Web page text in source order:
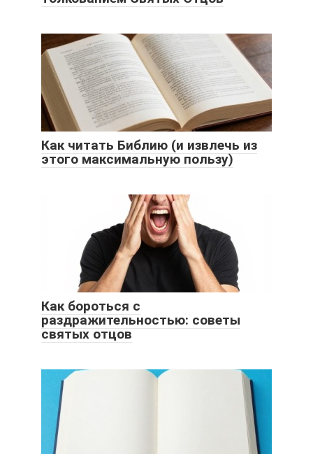
Как читать Библию (и извлечь из
этого максимальную пользу)
Как бороться с
раздражительностью: советы
святых отцов